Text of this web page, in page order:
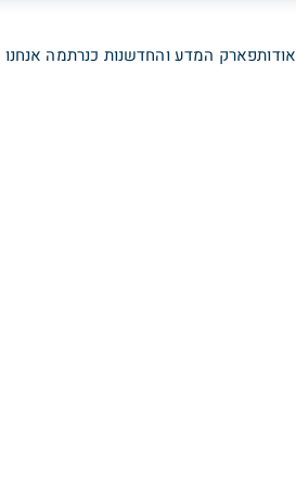
אודותפארק המדע והחדשנות כנרתמה